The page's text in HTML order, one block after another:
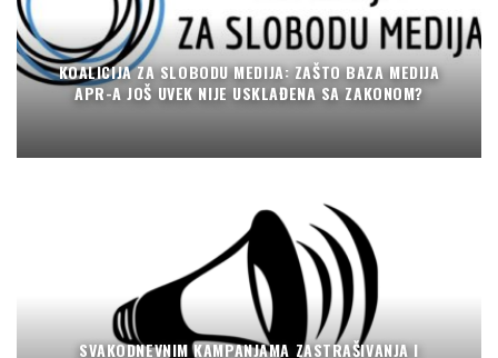
KOALICIJA ZA SLOBODU MEDIJA: ZAŠTO BAZA MEDIJA
APR-A JOŠ UVEK NIJE USKLAĐENA SA ZAKONOM?
SVAKODNEVNIM KAMPANJAMA ZASTRAŠIVANJA I